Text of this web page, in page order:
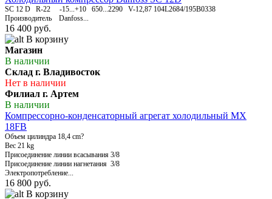
SC 12 D R-22 -15...+10 650...2290 V-12,87 104L2684/195B0338
Производитель Danfoss...
16 400 руб.
В корзину
Магазин
В наличии
Склад г. Владивосток
Нет в наличии
Филиал г. Артем
В наличии
Компрессорно-конденсаторный агрегат холодильный MX
18FB
Объем цилиндра 18,4 cm?
Вес 21 kg
Присоединение линии всасывания 3/8
Присоединение линии нагнетания 3/8
Электропотребление...
16 800 руб.
В корзину